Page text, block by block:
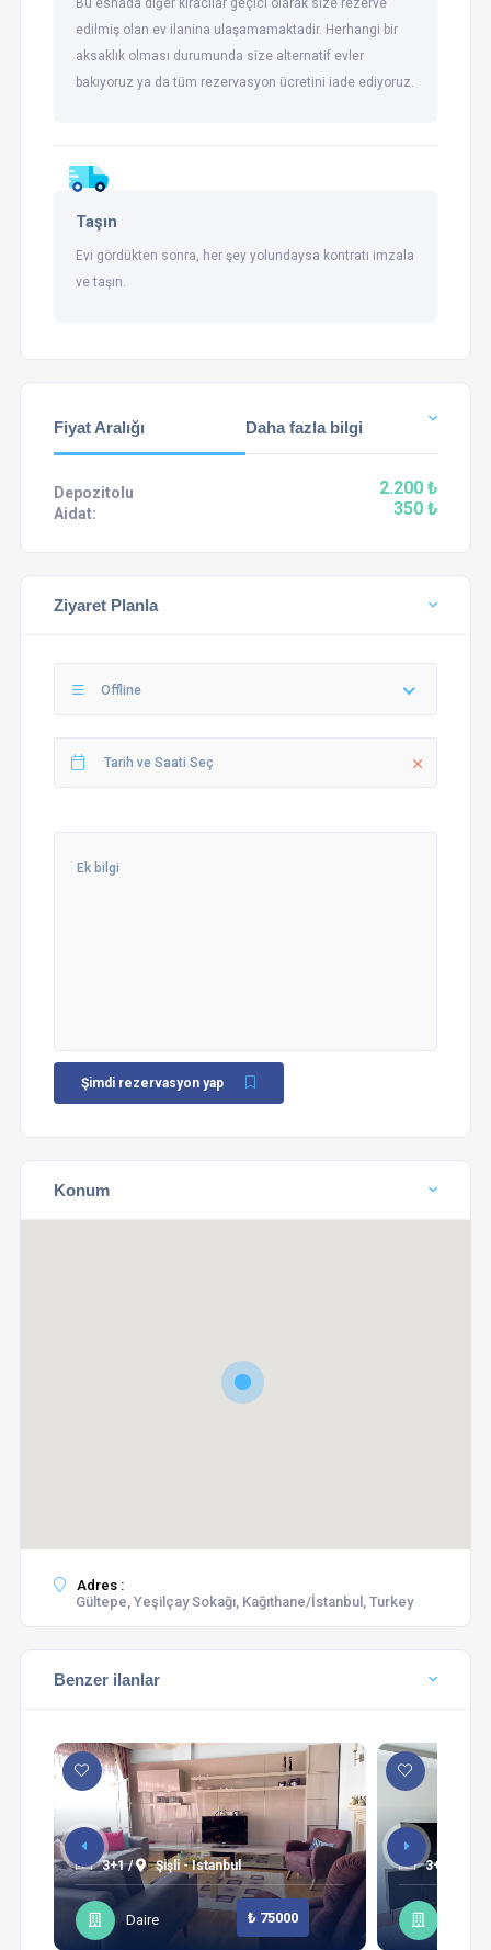
Bu esnada diğer kiracılar geçici olarak size rezerve
edilmiş olan ev ilanina ulaşamamaktadir. Herhangi bir
aksaklık olması durumunda size alternatif evler
bakıyoruz ya da tüm rezervasyon ücretini iade ediyoruz.
Taşın
Evi gördükten sonra, her şey yolundaysa kontratı imzala
ve taşın.
Fiyat Aralığı Daha fazla bilgi
Depozitolu 2.200 ₺
Aidat: 350 ₺
Ziyaret Planla
Offline
Şimdi rezervasyon yap
Konum
Adres :
Gültepe, Yeşilçay Sokağı, Kağıthane/İstanbul, Turkey
Benzer ilanlar
3+1 / Şişli - Istanbul
Daire ₺ 75000
3+1 /